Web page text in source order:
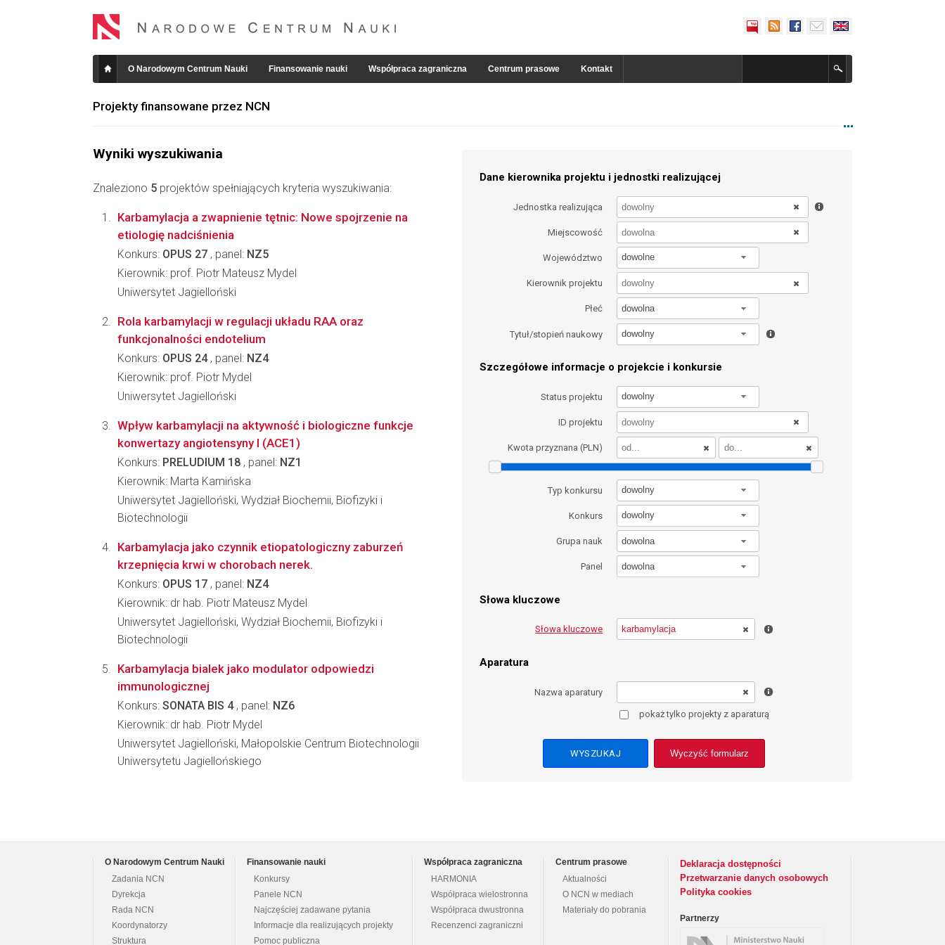
O Narodowym Centrum Nauki Finansowanie nauki Współpraca zagraniczna Centrum prasowe Kontakt
Projekty finansowane przez NCN
Wyniki wyszukiwania
Znaleziono 5 projektów spełniających kryteria wyszukiwania:
Dane kierownika projektu i jednostki realizującej
Jednostka realizująca
Miejscowość
Województwo dowolne
Kierownik projektu
Płeć dowolna
Tytuł/stopień naukowy dowolny
Szczegółowe informacje o projekcie i konkursie
Status projektu dowolny
ID projektu
Kwota przyznana (PLN)
Typ konkursu dowolny
Konkurs dowolny
Grupa nauk dowolna
Panel dowolna
Słowa kluczowe
Słowa kluczowe
Aparatura
Nazwa aparatury
pokaż tylko projekty z aparaturą
Wyczyść formularz
Karbamylacja a zwapnienie tętnic: Nowe spojrzenie na
etiologię nadciśnienia
Konkurs: OPUS 27 , panel: NZ5
Kierownik: prof. Piotr Mateusz Mydel
Uniwersytet Jagielloński
Rola karbamylacji w regulacji układu RAA oraz
funkcjonalności endotelium
Konkurs: OPUS 24, panel: NZ4
Kierownik: prof. Piotr Mydel
Uniwersytet Jagielloński
Wpływ karbamylacji na aktywność i biologiczne funkcje
konwertazy angiotensyny I (ACE1)
Konkurs: PRELUDIUM 18 , panel: NZ1
Kierownik: Marta Kamińska
Uniwersytet Jagielloński, Wydział Biochemii, Biofizyki i
Biotechnologii
Karbamylacja jako czynnik etiopatologiczny zaburzeń
krzepnięcia krwi w chorobach nerek.
Konkurs: OPUS 17 , panel: NZ4
Kierownik: dr hab. Piotr Mateusz Mydel
Uniwersytet Jagielloński, Wydział Biochemii, Biofizyki i
Biotechnologii
Karbamylacja bialek jako modulator odpowiedzi
immunologicznej
Konkurs: SONATA BIS 4, panel: NZ6
Kierownik: dr hab. Piotr Mydel
Uniwersytet Jagielloński, Małopolskie Centrum Biotechnologii
Uniwersytetu Jagiellońskiego
O Narodowym Centrum Nauki
Zadania NCN
Dyrekcja
Rada NCN
Koordynatorzy
Struktura
Finansowanie nauki
Konkursy
Panele NCN
Najczęściej zadawane pytania
Informacje dla realizujących projekty
Pomoc publiczna
Współpraca zagraniczna
HARMONIA
Współpraca wielostronna
Współpraca dwustronna
Recenzenci zagraniczni
Centrum prasowe
Aktualności
O NCN w mediach
Materiały do pobrania
Deklaracja dostępności
Przetwarzanie danych osobowych
Polityka cookies
Partnerzy